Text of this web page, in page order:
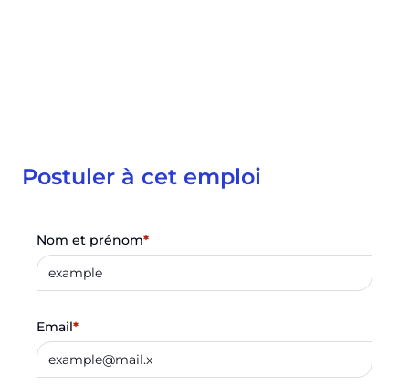
Postuler à cet emploi
Nom et prénom*
Email*